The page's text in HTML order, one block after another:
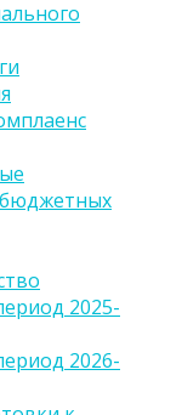
2025-
2026-